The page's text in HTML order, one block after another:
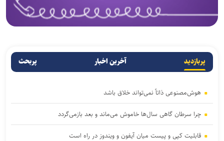
پربازدید آخرین اخبار پربحث
هوش‌مصنوعی ذاتاً نمی‌تواند خلاق باشد
چرا سرطان گاهی سال‌ها خاموش می‌ماند و بعد بازمی‌گردد
قابلیت کپی و پیست میان آیفون و ویندوز در راه است